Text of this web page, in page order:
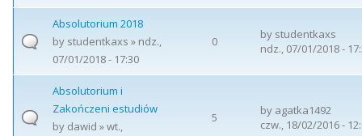
Absolutorium 2018
by studentkaxs » ndz.,
07/01/2018 - 17:30
0 by studentkaxs
ndz., 07/01/2018 -
Absolutorium i
Zakończeni estudiów
by dawid » wt.,
5 by agatka1492
czw., 18/02/2016 -